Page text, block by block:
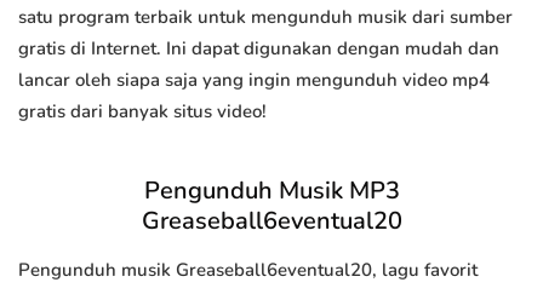
satu program terbaik untuk mengunduh musik dari sumber
gratis di Internet. Ini dapat digunakan dengan mudah dan
lancar oleh siapa saja yang ingin mengunduh video mp4
gratis dari banyak situs video!
Pengunduh Musik MP3
Greaseball6eventual20
Pengunduh musik Greaseball6eventual20, lagu favorit